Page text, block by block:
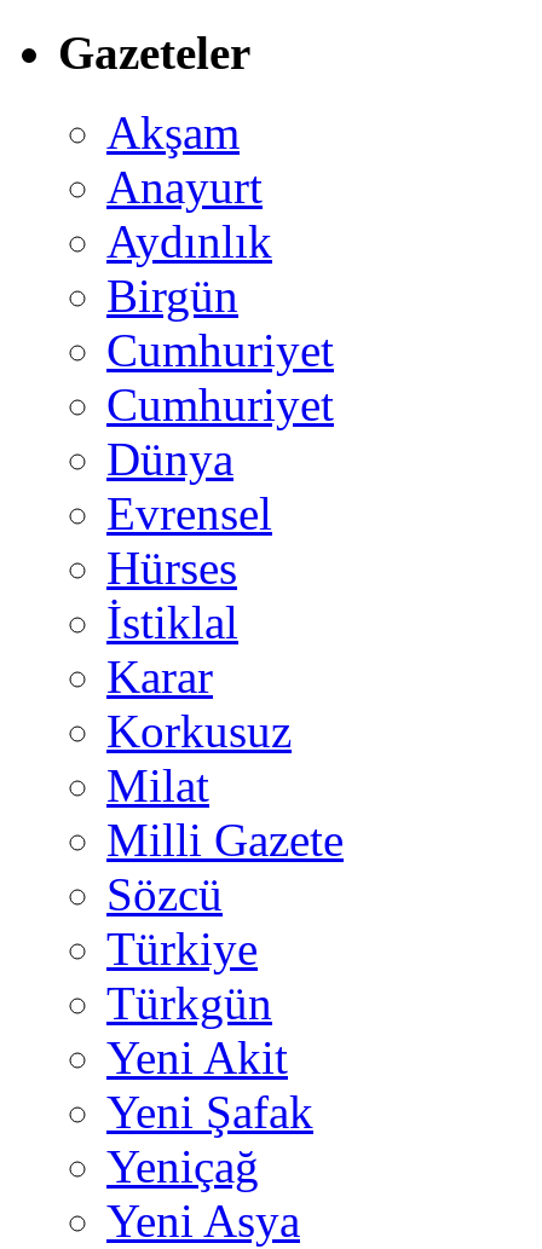
Gazeteler
Akşam
Anayurt
Aydınlık
Birgün
Cumhuriyet
Cumhuriyet
Dünya
Evrensel
Hürses
İstiklal
Karar
Korkusuz
Milat
Milli Gazete
Sözcü
Türkiye
Türkgün
Yeni Akit
Yeni Şafak
Yeniçağ
Yeni Asya